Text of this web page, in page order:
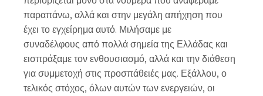
παραπάνω, αλλά και στην μεγάλη απήχηση που
έχει το εγχείρημα αυτό. Μιλήσαμε με
συναδέλφους από πολλά σημεία της Ελλάδας και
εισπράξαμε τον ενθουσιασμό, αλλά και την διάθεση
για συμμετοχή στις προσπάθειές μας. Εξάλλου, ο
τελικός στόχος, όλων αυτών των ενεργειών, οι